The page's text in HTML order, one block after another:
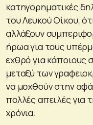
κατηγορηματικές
του Λευκού Οίκου,
αλλάξουν
ήρωα για τους
εχθρό για κάποιους
μεταξύ των
να μοχθούν στην
πολλές απειλές για
χρόνια.